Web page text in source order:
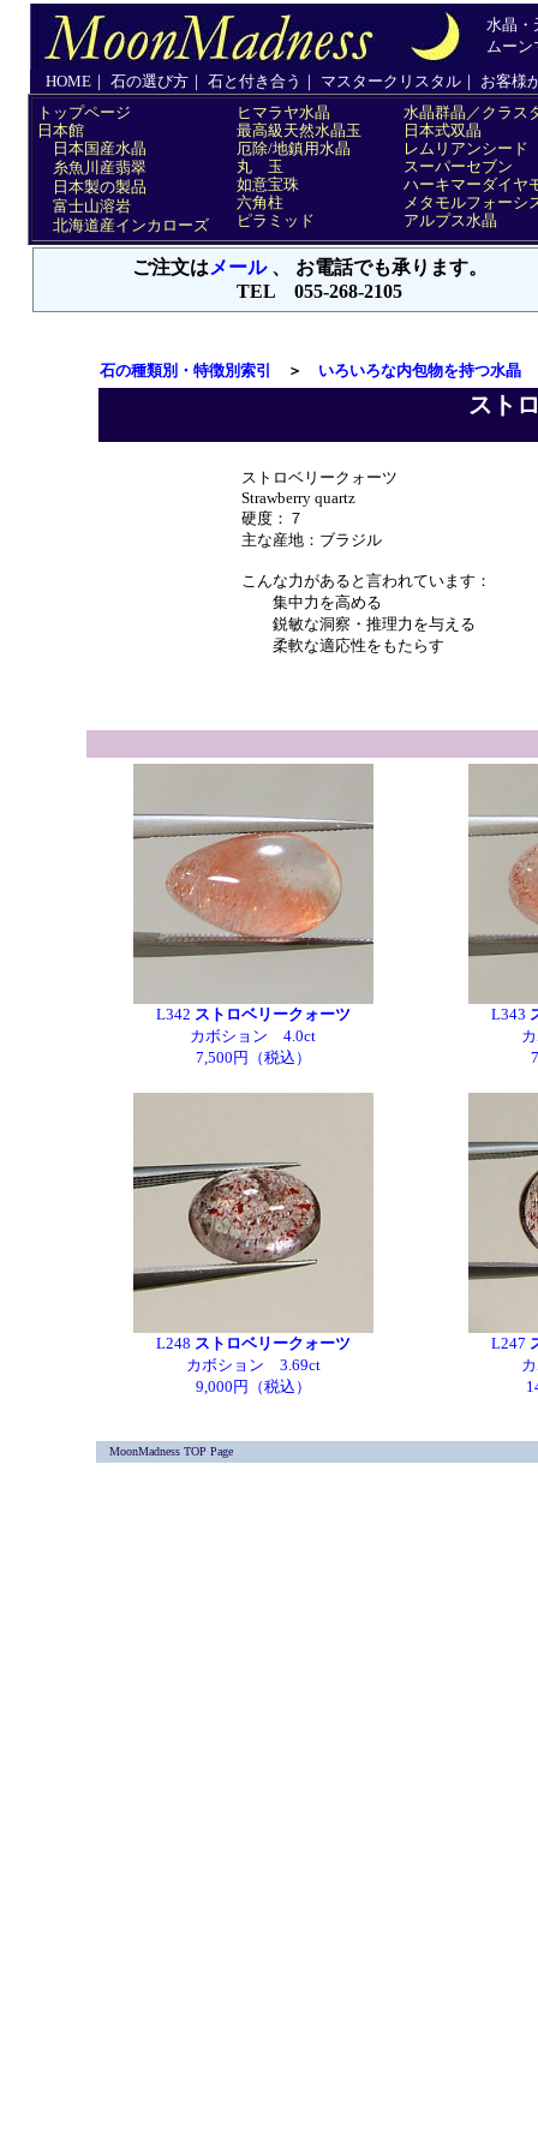
石の種類別・特徴別索引 ＞ いろいろな内包物を持つ水晶
スト
ストロベリークォーツ
Strawberry quartz
硬度：７
主な産地：ブラジル
こんな力があると言われています：
集中力を高める
鋭敏な洞察・推理力を与える
柔軟な適応性をもたらす
L342 ストロベリークォーツ
カボション 4.0ct
7,500円（税込）
L343
L248 ストロベリークォーツ
カボション 3.69ct
9,000円（税込）
L247
MoonMadness TOP Page